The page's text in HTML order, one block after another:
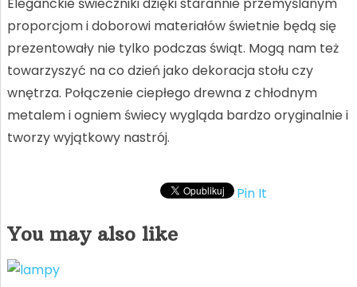
Eleganckie świeczniki dzięki starannie przemyślanym
proporcjom i doborowi materiałów świetnie będą się
prezentowały nie tylko podczas świąt. Mogą nam też
towarzyszyć na co dzień jako dekoracja stołu czy
wnętrza. Połączenie ciepłego drewna z chłodnym
metalem i ogniem świecy wygląda bardzo oryginalnie i
tworzy wyjątkowy nastrój.
Pin It
You may also like